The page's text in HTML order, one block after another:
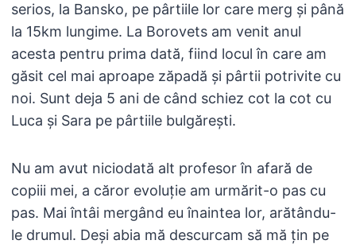
serios, la Bansko, pe pârtiile lor care merg și până
la 15km lungime. La Borovets am venit anul
acesta pentru prima dată, fiind locul în care am
găsit cel mai aproape zăpadă și pârtii potrivite cu
noi. Sunt deja 5 ani de când schiez cot la cot cu
Luca și Sara pe pârtiile bulgărești.
Nu am avut niciodată alt profesor în afară de
copiii mei, a căror evoluție am urmărit-o pas cu
pas. Mai întâi mergând eu înaintea lor, arătându-
le drumul. Deși abia mă descurcam să mă țin pe